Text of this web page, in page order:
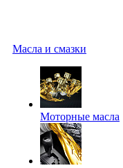
Масла и смазки
Моторные масла